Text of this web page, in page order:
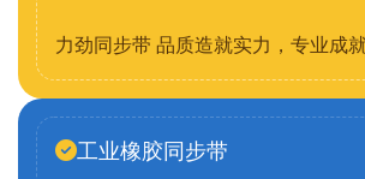
力劲同步带 品质造就实力，专业成
工业橡胶同步带